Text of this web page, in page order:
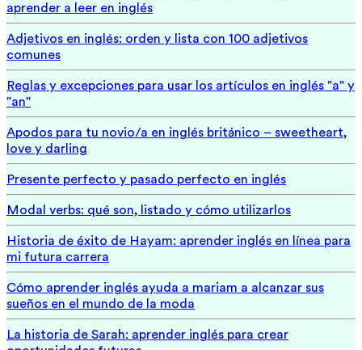
aprender a leer en inglés
Adjetivos en inglés: orden y lista con 100 adjetivos
comunes
Reglas y excepciones para usar los artículos en inglés "a" y
"an"
Apodos para tu novio/a en inglés británico – sweetheart,
love y darling
Presente perfecto y pasado perfecto en inglés
Modal verbs: qué son, listado y cómo utilizarlos
Historia de éxito de Hayam: aprender inglés en línea para
mi futura carrera
Cómo aprender inglés ayuda a mariam a alcanzar sus
sueños en el mundo de la moda
La historia de Sarah: aprender inglés para crear